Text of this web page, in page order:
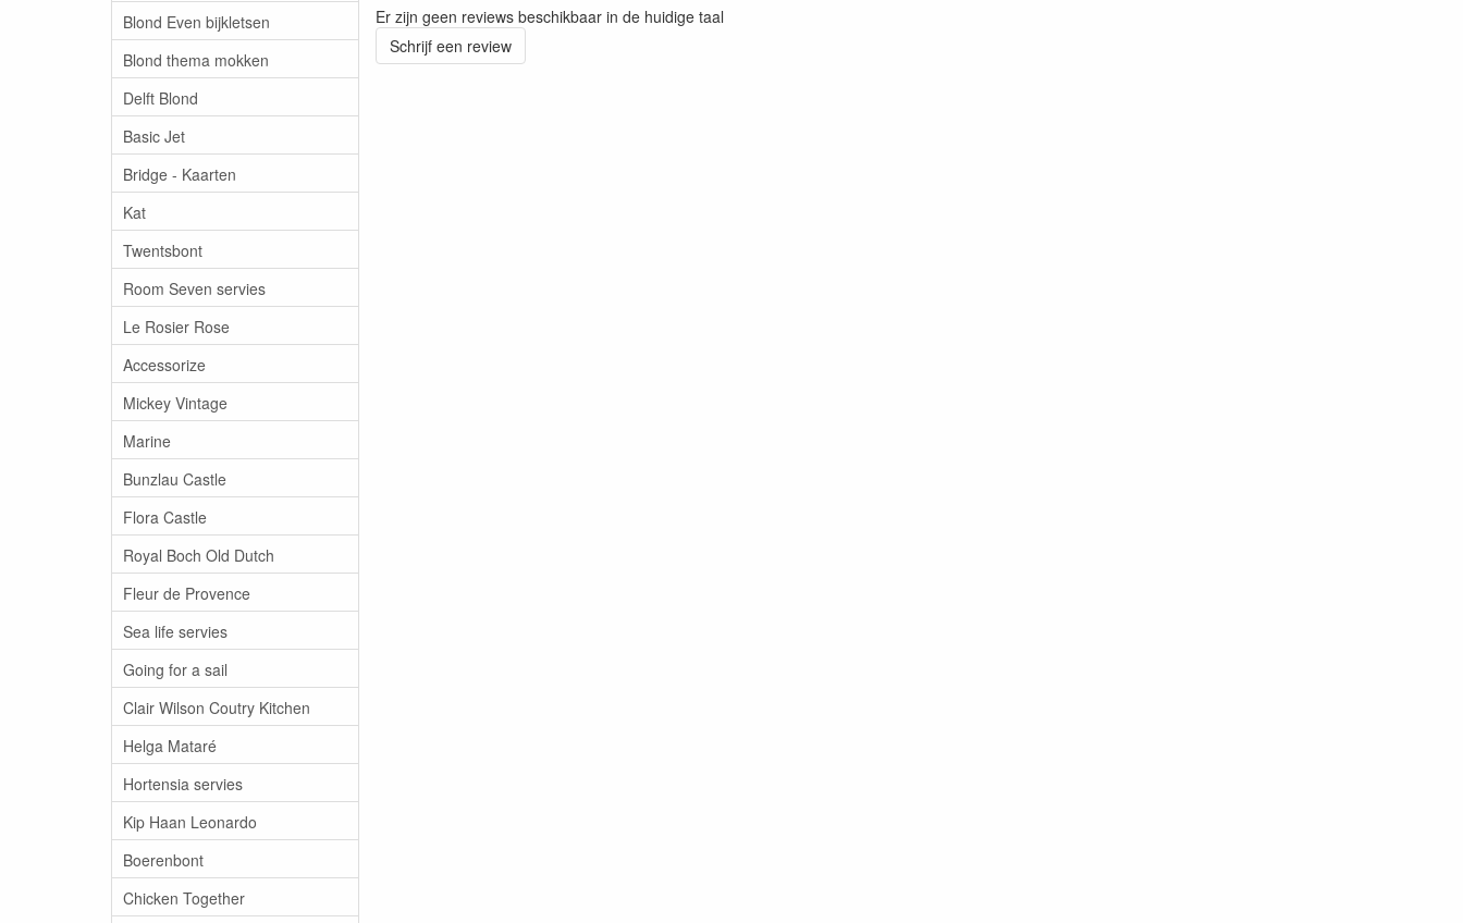
Blond Even bijkletsen
Blond thema mokken
Delft Blond
Basic Jet
Bridge - Kaarten
Kat
Twentsbont
Room Seven servies
Le Rosier Rose
Accessorize
Mickey Vintage
Marine
Bunzlau Castle
Flora Castle
Royal Boch Old Dutch
Fleur de Provence
Sea life servies
Going for a sail
Clair Wilson Coutry Kitchen
Helga Mataré
Hortensia servies
Kip Haan Leonardo
Boerenbont
Chicken Together
Er zijn geen reviews beschikbaar in de huidige taal
Schrijf een review